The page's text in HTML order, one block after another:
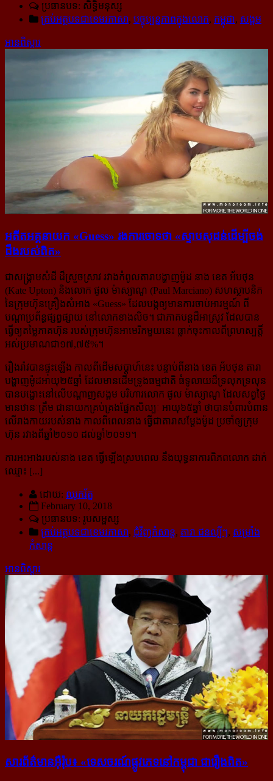
ប្រធានបទ: សិទ្ធិមនុស្ស
គ្រប់អត្ថបទជាខេមរភាសា, បច្ចុប្បន្នភាពក្នុងលោក, កម្ពុជា, សង្គម
អានពិស្ដារ
អតីត​អគ្គនាយក «Guess» រង​ការ​ចោទ​ថា «ស្ទាប​សុដន់​ដើម្បី​ចង់​
ដឹង​របស់​ពិត»
ជាសង្គ្រាមសំដី ដ៏ស្រួចស្រាវ រវាងកំពូលតារាបង្ហាញម៉ូដ នាង ខេត អ័បថុន
(Kate Upton) និងលោក ផូល ម៉ាស្យាណូ (Paul Marciano) សហស្ថាបនិក
នៃក្រុមហ៊ុនគ្រឿងសំអាង «Guess» ដែលបង្កឲ្យមានការចាប់អារម្មណ៍ ពី
បណ្ដាប្រព័ន្ធផ្សព្វផ្សាយ នៅលោកខាងលិច។ ជាភាគបន្តដ៏អាស្រូវ ដែលបាន
ធ្វើឲ្យតម្លៃភាគហ៊ុន របស់ក្រុមហ៊ុនអាមេរិកមួយនេះ ធ្លាក់ចុះកាលពីព្រហស្បត្តិ៍
អស់ប្រមាណជា១៧,៧៥%។
រឿងរ៉ាវបានផ្ទុះឡើង កាលពីដើមសប្ដាហ៍នេះ បន្ទាប់ពីនាង ខេត អ័បថុន តារា
បង្ហាញម៉ូដអាយុ២៥ឆ្នាំ ដែលមានដើមទ្រូងធម្មជាតិ ធំទូលាយដ៏ទ្រលុកទ្រលុន
បានបង្ហោះនៅលើបណ្ដាញសង្គម បរិហារលោក ផូល ម៉ាស្យាណូ ដែលសព្វថ្ងៃ
មានឋានៈត្រឹម ជានាយកគ្រប់គ្រងផ្នែកសិល្បៈ អាយុ៦៥ឆ្នាំ ថាបានបំពារបំពាន
លើរាងកាយរបស់នាង កាលពីពេលនាង ធ្វើជាតារាសម្ដែងម៉ូដ ប្រចាំឲ្យក្រុម
ហ៊ុន រវាងពីឆ្នាំ២០១០ ដល់ឆ្នាំ២០១១។
ការអះអាងរបស់នាង ខេត ធ្វើឡើងស្របពេល នឹងយុទ្ធនាការពិភពលោក ដាក់
ឈ្មោះ [...]
ដោយ: ឈូករ័ត្ន
February 10, 2018
ប្រធានបទ: រូបសម្ផស្ស
គ្រប់អត្ថបទជាខេមរភាសា, ជុំវិញកំសាន្ដ, តារា ជនល្បីៗ, សម្រាំង
កំសាន្ដ
អានពិស្ដារ
សារព័ត៌មាន​អ៊ឺរ៉ុប៖ «ទេសចរណ៍​ផ្លូវ​ភេទនៅកម្ពុជា ជា​រឿង​ពិត»